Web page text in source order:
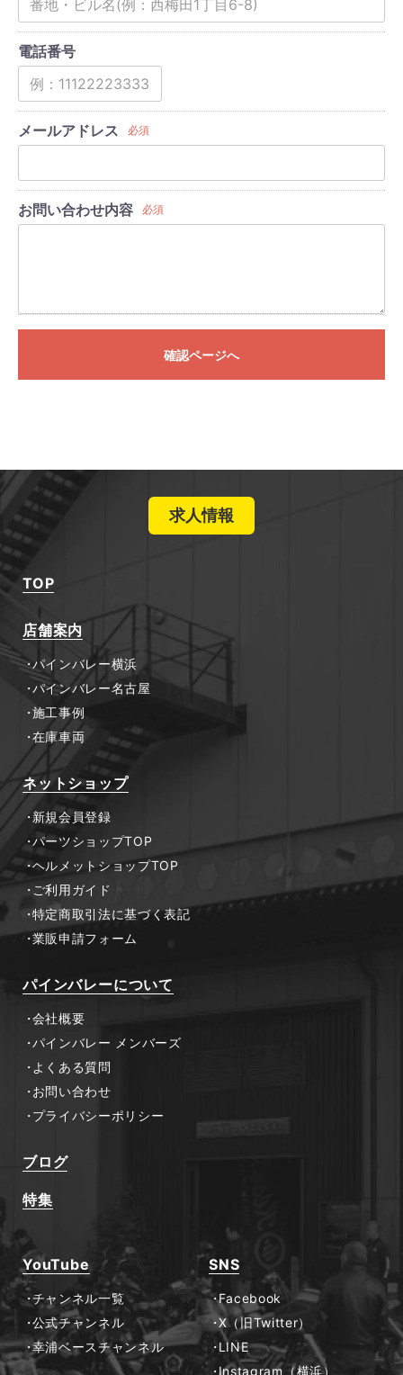
電話番号
メールアドレス 必須
お問い合わせ内容 必須
確認ページへ
求人情報
TOP
店舗案内
パインバレー横浜
パインバレー名古屋
施工事例
在庫車両
ネットショップ
新規会員登録
パーツショップTOP
ヘルメットショップTOP
ご利用ガイド
特定商取引法に基づく表記
業販申請フォーム
パインバレーについて
会社概要
パインバレー メンバーズ
よくある質問
お問い合わせ
プライバシーポリシー
ブログ
特集
YouTube
チャンネル一覧
公式チャンネル
幸浦ベースチャンネル
SNS
Facebook
X（旧Twitter）
LINE
Instagram（横浜）